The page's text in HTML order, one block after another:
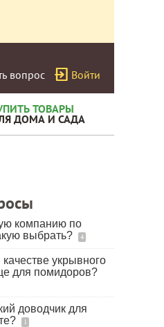
вопрос Войти
ТОВАРЫ
ДОМА И САДА
компанию по
выбрать?
4
укрывного
для помидоров?
доводчик для
1